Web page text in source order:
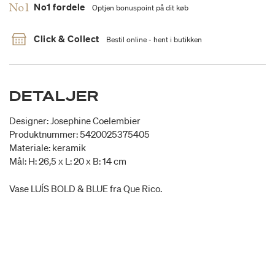
No1 fordele Optjen bonuspoint på dit køb
Click & Collect Bestil online - hent i butikken
DETALJER
Designer: Josephine Coelembier
Produktnummer: 5420025375405
Materiale: keramik
Mål: H: 26,5 x L: 20 x B: 14 cm
Vase LUÍS BOLD & BLUE fra Que Rico.